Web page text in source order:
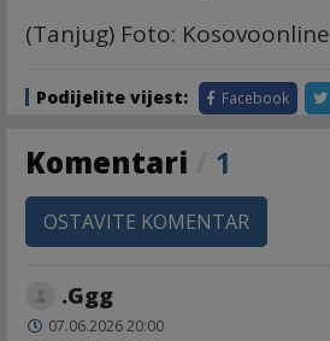
(Tanjug) Foto: Kosovoonline
Podijelite vijest: Facebook
Komentari 1
OSTAVITE KOMENTAR
.Ggg
07.06.2026 20:00